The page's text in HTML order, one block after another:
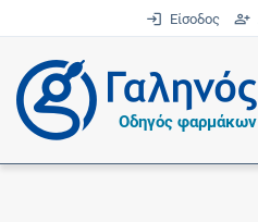
Είσοδος
Οδηγός φαρμάκων